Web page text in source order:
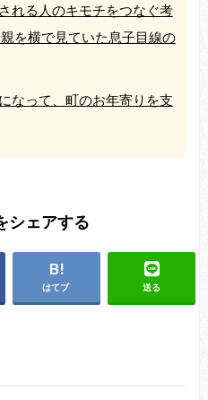
れる人のキモチをつなぐ考
を横で見ていた息子目線の
なって、町のお年寄りを支
シェアする
はてブ 送る